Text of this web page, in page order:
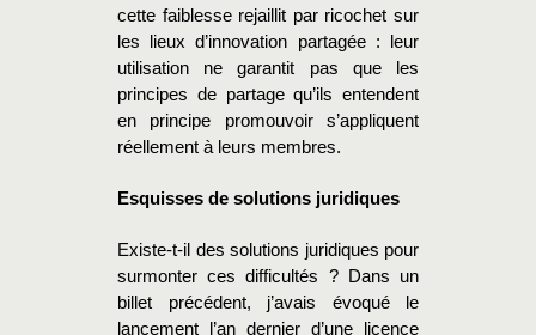
cette faiblesse rejaillit par ricochet sur
les lieux d’innovation partagée : leur
utilisation ne garantit pas que les
principes de partage qu’ils entendent
en principe promouvoir s’appliquent
réellement à leurs membres.
Esquisses de solutions juridiques
Existe-t-il des solutions juridiques pour
surmonter ces difficultés ? Dans un
billet précédent, j’avais évoqué le
lancement l’an dernier d’une licence